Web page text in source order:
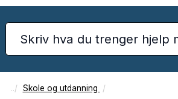
Skole og utdanning